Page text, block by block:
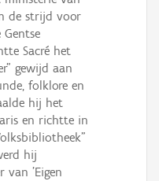
de strijd voor
Sacré het
gewijd aan
folklore en
hij het
en richtte in
hij
van 'Eigen